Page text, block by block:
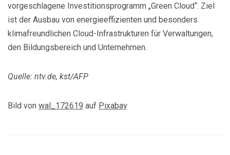
vorgeschlagene Investitionsprogramm „Green Cloud“. Ziel
ist der Ausbau von energieeffizienten und besonders
klimafreundlichen Cloud-Infrastrukturen für Verwaltungen,
den Bildungsbereich und Unternehmen.
Quelle: ntv.de, kst/AFP
Bild von wal_172619 auf Pixabay